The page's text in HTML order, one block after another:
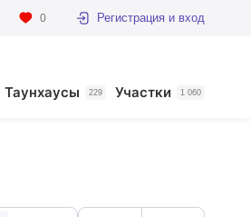
0 Регистрация и вход
Таунхаусы 229 Участки 1 060